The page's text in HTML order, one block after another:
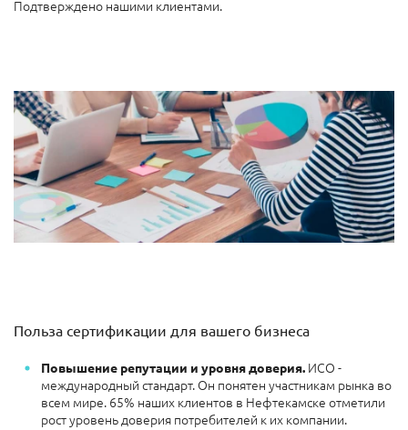
Подтверждено нашими клиентами.
Польза сертификации для вашего бизнеса
Повышение репутации и уровня доверия. ИСО -
международный стандарт. Он понятен участникам рынка во
всем мире. 65% наших клиентов в Нефтекамске отметили
рост уровень доверия потребителей к их компании.